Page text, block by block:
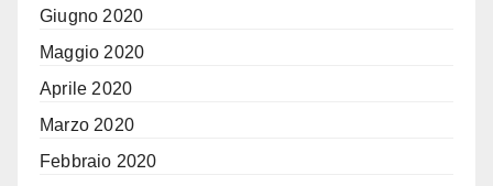
Giugno 2020
Maggio 2020
Aprile 2020
Marzo 2020
Febbraio 2020